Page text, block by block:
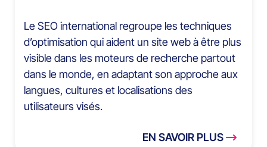
Le SEO international regroupe les techniques
d’optimisation qui aident un site web à être plus
visible dans les moteurs de recherche partout
dans le monde, en adaptant son approche aux
langues, cultures et localisations des
utilisateurs visés.
EN SAVOIR PLUS